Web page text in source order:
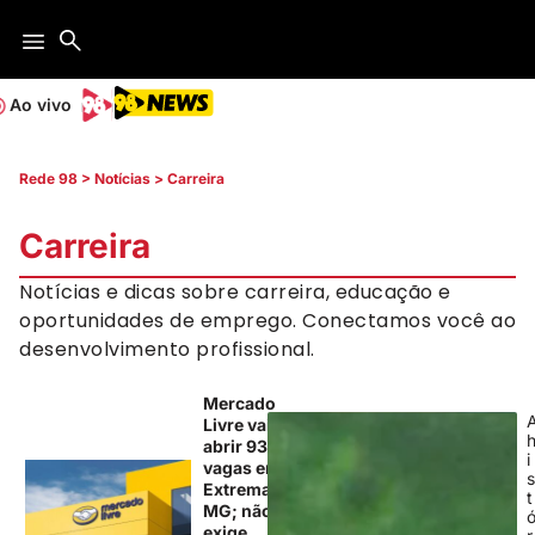
Ao vivo
Rede 98 > Notícias > Carreira
Carreira
Notícias e dicas sobre carreira, educação e
oportunidades de emprego. Conectamos você ao
desenvolvimento profissional.
Mercado
Livre vai
abrir 930
vagas em
Extrema,
MG; não
i
s
t